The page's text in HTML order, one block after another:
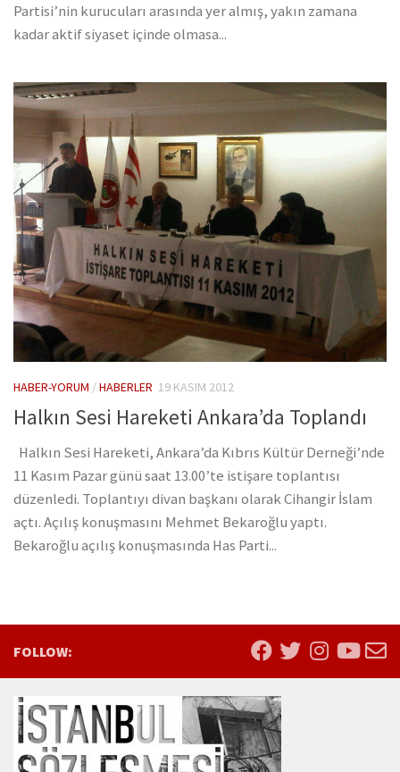
Partisi’nin kurucuları arasında yer almış, yakın zamana
kadar aktif siyaset içinde olmasa...
HABER-YORUM /HABERLER 19 KASIM 2012
Halkın Sesi Hareketi Ankara’da Toplandı
Halkın Sesi Hareketi, Ankara’da Kıbrıs Kültür Derneği’nde
11 Kasım Pazar günü saat 13.00’te istişare toplantısı
düzenledi. Toplantıyı divan başkanı olarak Cihangir İslam
açtı. Açılış konuşmasını Mehmet Bekaroğlu yaptı.
Bekaroğlu açılış konuşmasında Has Parti...
FOLLOW: